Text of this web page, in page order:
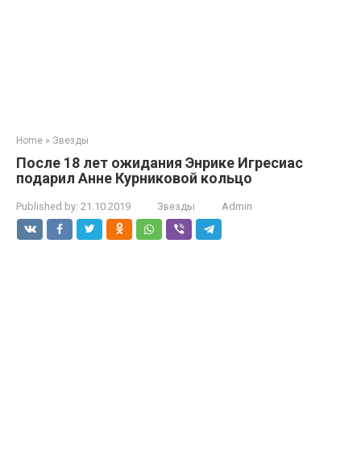
Home » Звезды
После 18 лет ожидания Энрике Игресиас
подарил Анне Курниковой кольцо
Published by: 21.10.2019 Звезды Admin